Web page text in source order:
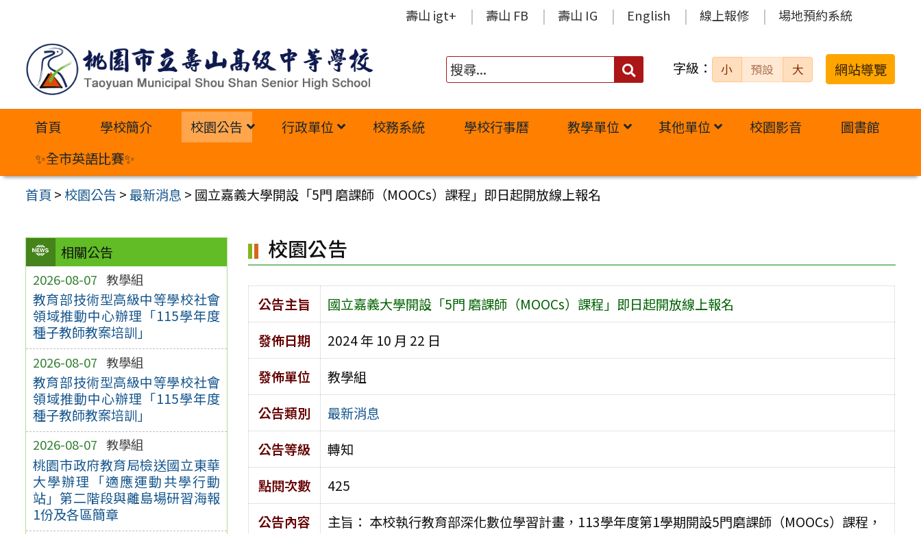
內
壽山 igt+ 壽山 FB 壽山 IG English 線上報修 場地預約系統
搜
字級： 小 預設 大 網站導覽
首頁 學校簡介 校園公告 行政單位 校務系統 學校行事曆 教學單位 其他單位 校園影音
圖書館
✨全市英語比賽✨
首頁 >校園公告 >最新消息 > 國立嘉義大學開設「5門 磨課師（MOOCs）課程」即日起開放線上報名
相關公告
2026-08-07 教學組
教育部技術型高級中等學校社會
領域推動中心辦理「115學年度
種子教師教案培訓」
2026-08-07 教學組
教育部技術型高級中等學校社會
領域推動中心辦理「115學年度
種子教師教案培訓」
2026-08-07 教學組
桃園市政府教育局檢送國立東華
大學辦理「適應運動共學行動
站」第二階段與離島場研習海報
1份及各區簡章
校園公告
公告主旨
國立嘉義大學開設「5門 磨課師（MOOCs）課程」即日起開放線上報名
發佈日期
2024 年 10 月 22 日
發佈單位
教學組
公告類別
最新消息
公告等級
轉知
點閱次數
425
公告內容
主旨： 本校執行教育部深化數位學習計畫，113學年度第1學期開設5門磨課師（MOOCs）課程，